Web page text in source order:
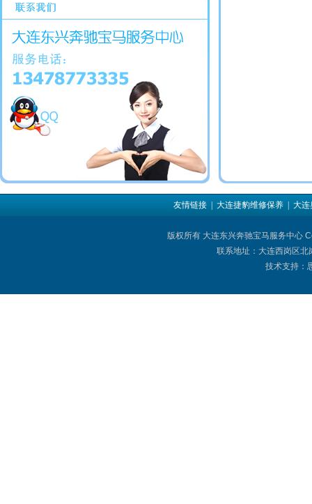
友情链接 | 大连捷豹维修保养 | 大连
版权所有 大连东兴奔驰宝马服务中心
联系地址：大连西岗区
技术支持：